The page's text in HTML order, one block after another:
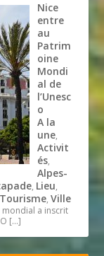
Nice
entre
au
Patrim
oine
Mondi
al de
l’Unesc
o
A la
une,
Activit
és,
Alpes-
, Lieu,
Tourisme,Ville
a inscrit
[…]